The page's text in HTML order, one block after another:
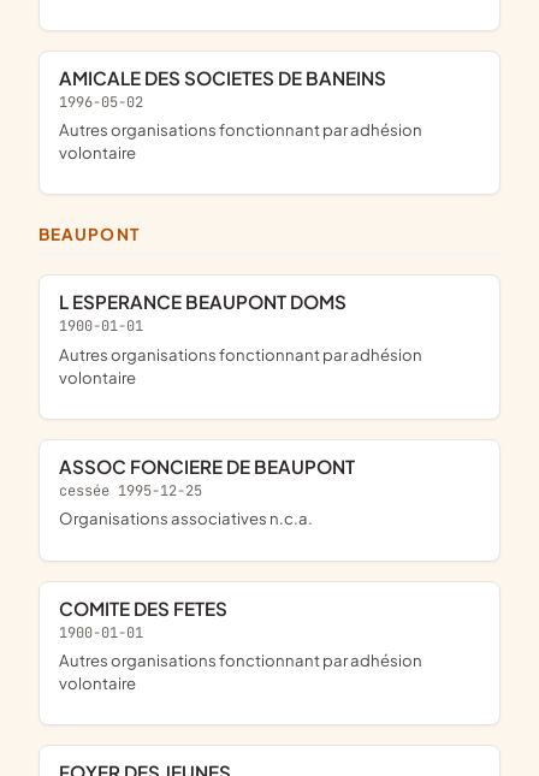
AMICALE DES SOCIETES DE BANEINS
1996-05-02
Autres organisations fonctionnant par adhésion
volontaire
BEAUPONT
L ESPERANCE BEAUPONT DOMS
1900-01-01
Autres organisations fonctionnant par adhésion
volontaire
ASSOC FONCIERE DE BEAUPONT
cessée 1995-12-25
Organisations associatives n.c.a.
COMITE DES FETES
1900-01-01
Autres organisations fonctionnant par adhésion
volontaire